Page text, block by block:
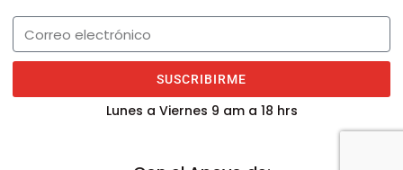
SUSCRIBIRME
Lunes a Viernes 9 am a 18 hrs